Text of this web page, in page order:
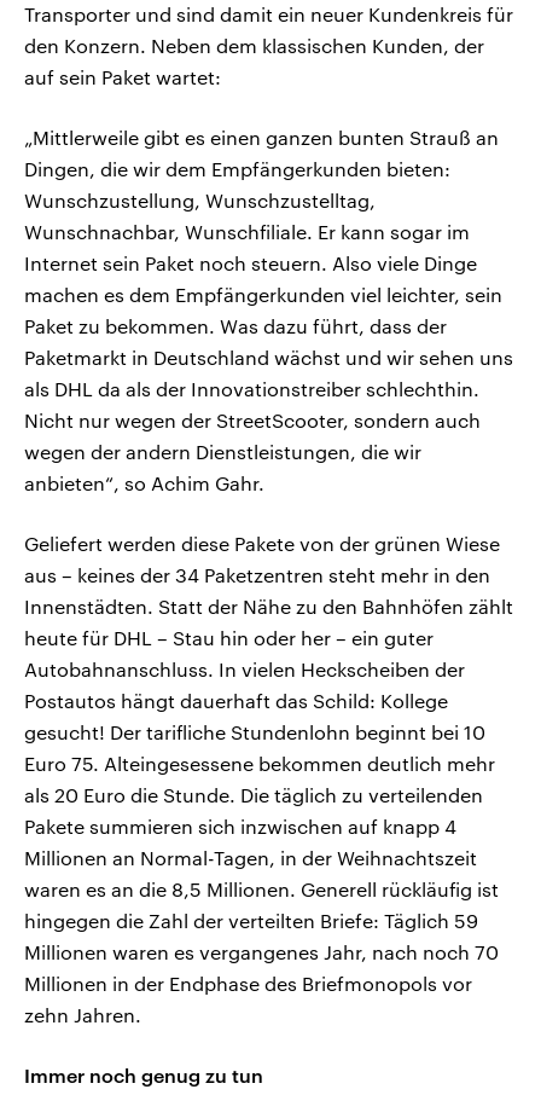
Transporter und sind damit ein neuer Kundenkreis für
den Konzern. Neben dem klassischen Kunden, der
auf sein Paket wartet:
„Mittlerweile gibt es einen ganzen bunten Strauß an
Dingen, die wir dem Empfängerkunden bieten:
Wunschzustellung, Wunschzustelltag,
Wunschnachbar, Wunschfiliale. Er kann sogar im
Internet sein Paket noch steuern. Also viele Dinge
machen es dem Empfängerkunden viel leichter, sein
Paket zu bekommen. Was dazu führt, dass der
Paketmarkt in Deutschland wächst und wir sehen uns
als DHL da als der Innovationstreiber schlechthin.
Nicht nur wegen der StreetScooter, sondern auch
wegen der andern Dienstleistungen, die wir
anbieten“, so Achim Gahr.
Geliefert werden diese Pakete von der grünen Wiese
aus – keines der 34 Paketzentren steht mehr in den
Innenstädten. Statt der Nähe zu den Bahnhöfen zählt
heute für DHL – Stau hin oder her – ein guter
Autobahnanschluss. In vielen Heckscheiben der
Postautos hängt dauerhaft das Schild: Kollege
gesucht! Der tarifliche Stundenlohn beginnt bei 10
Euro 75. Alteingesessene bekommen deutlich mehr
als 20 Euro die Stunde. Die täglich zu verteilenden
Pakete summieren sich inzwischen auf knapp 4
Millionen an Normal-Tagen, in der Weihnachtszeit
waren es an die 8,5 Millionen. Generell rückläufig ist
hingegen die Zahl der verteilten Briefe: Täglich 59
Millionen waren es vergangenes Jahr, nach noch 70
Millionen in der Endphase des Briefmonopols vor
zehn Jahren.
Immer noch genug zu tun